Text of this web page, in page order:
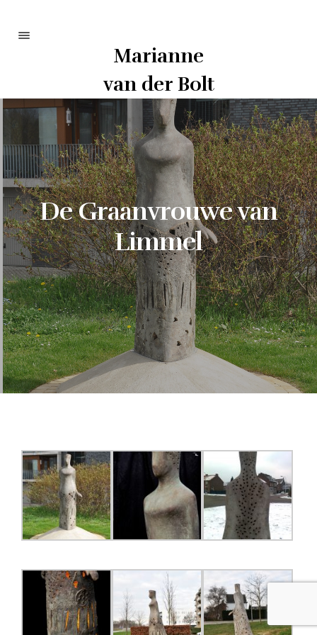
Marianne
van der Bolt
Curriculum
Contact
Bezoek op afspraak:
Kasteel Schaloenstraat 8
6222 TP Maastricht
art@mvdbolt.nl
De Graanvrouwe van
Limmel